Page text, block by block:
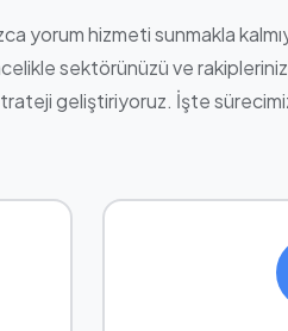
yorum hizmeti sunmakla
sektörünüzü ve
geliştiriyoruz. İşte sürecimizi